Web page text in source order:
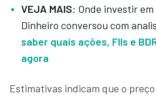
VEJA MAIS: Onde investir em
Dinheiro conversou com
saber quais ações, FIIs e
agora
Estimativas indicam que o